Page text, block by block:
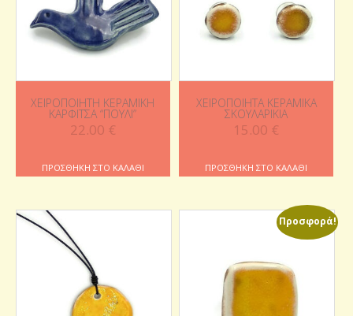
ΧΕΙΡΟΠΟΊΗΤΗ ΚΕΡΑΜΙΚΉ
ΚΑΡΦΊΤΣΑ “ΠΟΥΛΊ”
22.00 €
ΠΡΟΣΘΉΚΗ ΣΤΟ ΚΑΛΆΘΙ
ΧΕΙΡΟΠΟΊΗΤΑ ΚΕΡΑΜΙΚΆ
ΣΚΟΥΛΑΡΊΚΙΑ
15.00 €
ΠΡΟΣΘΉΚΗ ΣΤΟ ΚΑΛΆΘΙ
Προσφορά!